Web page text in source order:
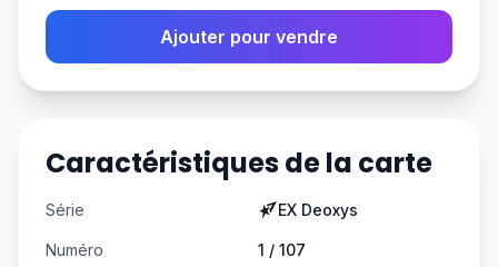
Ajouter pour vendre
Caractéristiques de la carte
Série EX Deoxys
Numéro 1 / 107